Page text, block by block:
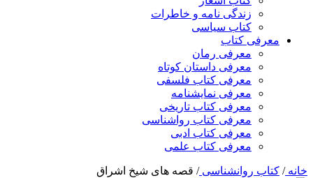
زندگی نامه و خاطرات
کتاب سیاسی
معرفی کتاب
معرفی رمان
معرفی داستان کوتاه
معرفی کتاب فلسفی
معرفی نمایشنامه
معرفی کتاب تاریخی
معرفی کتاب رواشناسی
معرفی کتاب ادبی
معرفی کتاب علمی
خانه/ کتاب روانشناسی/ قصه های شیخ اشراق